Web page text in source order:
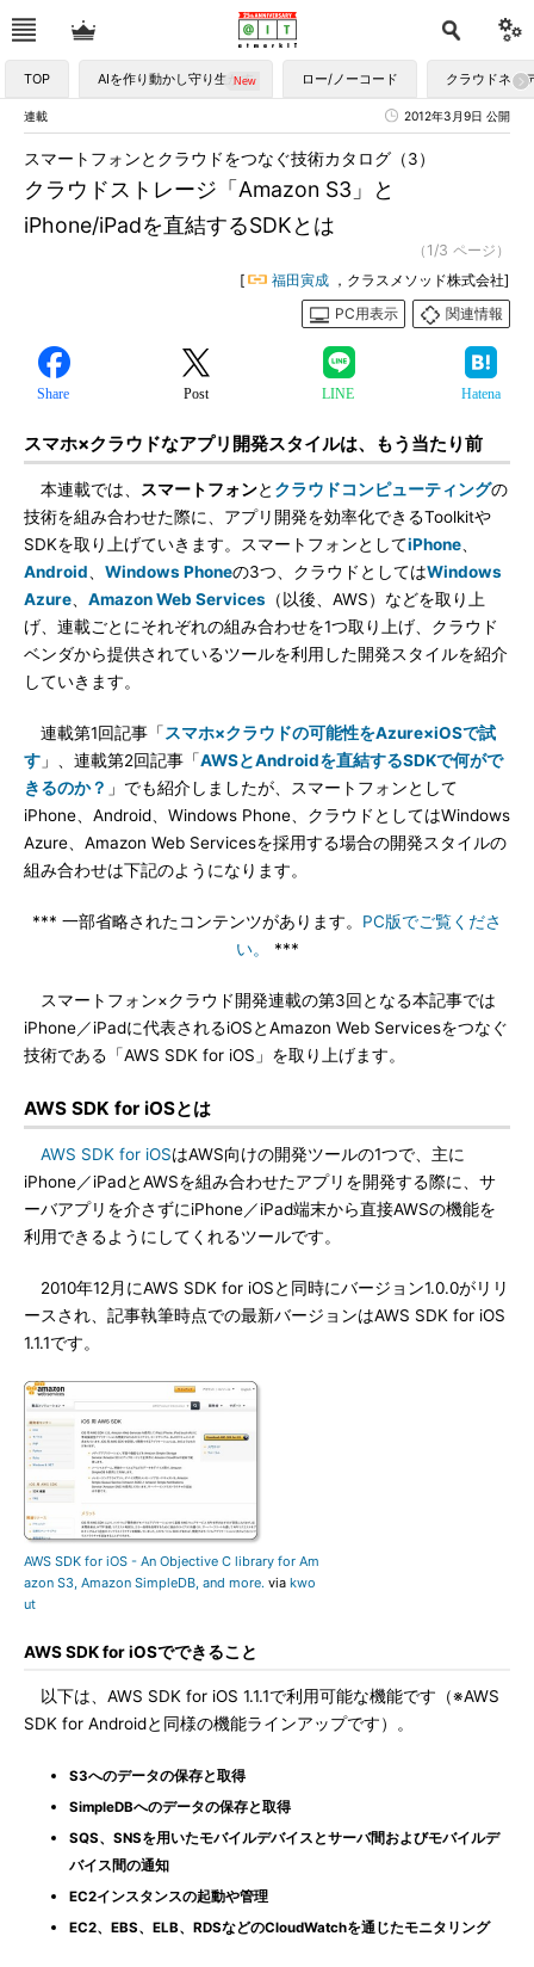
TOP AIを作り動かし守り生かす ロー/ノーコード クラウドネイ
連載 2012年3月9日 公開
クラウドストレージ「Amazon S3」と
iPhone/iPadを直結するSDKとは
スマートフォンとクラウドをつなぐ技術カタログ（3）
（1/3 ページ）
[
福田寅成 ，クラスメソッド株式会社]
PC用表示
関連情報
Share Post LINE Hatena
スマホ×クラウドなアプリ開発スタイルは、もう当たり前
本連載では、 スマートフォンと クラウドコンピューティングの
技術を組み合わせた際に、アプリ開発を効率化できるToolkitや
SDKを取り上げていきます。スマートフォンとしてiPhone
Android
Windows Phoneの3つ、クラウドとしてはWindows
Azure
Amazon Web Services （以後、AWS）などを取り上
げ、連載ごとにそれぞれの組み合わせを1つ取り上げ、クラウド
ベンダから提供されているツールを利用した開発スタイルを紹介
していきます。
連載第1回記事「 スマホ×クラウドの可能性をAzure×iOSで試
す 」、連載第2回記事「AWSとAndroidを直結するSDKで何がで
きるのか？ 」でも紹介しましたが、スマートフォンとして
iPhone、Android、Windows Phone、クラウドとしてはWindows
Azure、Amazon Web Servicesを採用する場合の開発スタイルの
組み合わせは下記のようになります。
*** 一部省略されたコンテンツがあります。 PC版でご覧くださ
い。
***
スマートフォン×クラウド開発連載の第3回となる本記事では
iPhone／iPadに代表されるiOSとAmazon Web Servicesをつなぐ
技術である「AWS SDK for iOS」を取り上げます。
AWS SDK for iOSとは
AWS SDK for iOSはAWS向けの開発ツールの1つで、主に
iPhone／iPadとAWSを組み合わせたアプリを開発する際に、サ
ーバアプリを介さずにiPhone／iPad端末から直接AWSの機能を
利用できるようにしてくれるツールです。
2010年12月にAWS SDK for iOSと同時にバージョン1.0.0がリリ
ースされ、記事執筆時点での最新バージョンはAWS SDK for iOS
1.1.1です。
AWS SDK for iOS - An Objective C library for Am
azon S3, Amazon SimpleDB, and more. via kwo
ut
AWS SDK for iOSでできること
以下は、AWS SDK for iOS 1.1.1で利用可能な機能です（※AWS
SDK for Androidと同様の機能ラインアップです）。
S3へのデータの保存と取得
SimpleDBへのデータの保存と取得
SQS、SNSを用いたモバイルデバイスとサーバ間およびモバイルデ
バイス間の通知
EC2インスタンスの起動や管理
EC2、EBS、ELB、RDSなどのCloudWatchを通じたモニタリング